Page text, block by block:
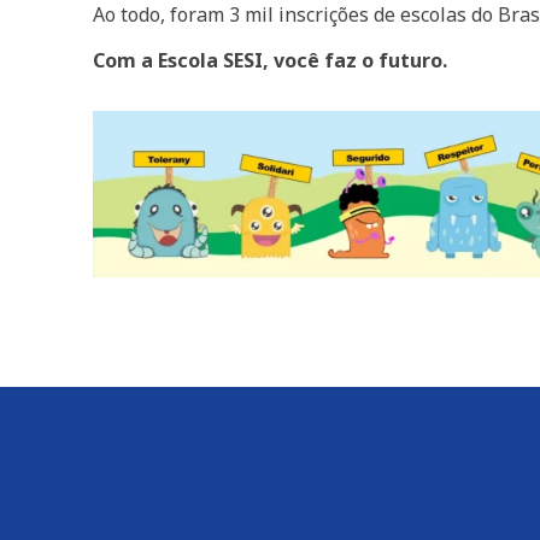
Ao todo, foram 3 mil inscrições de escolas do
Com a Escola SESI, você faz o futuro.